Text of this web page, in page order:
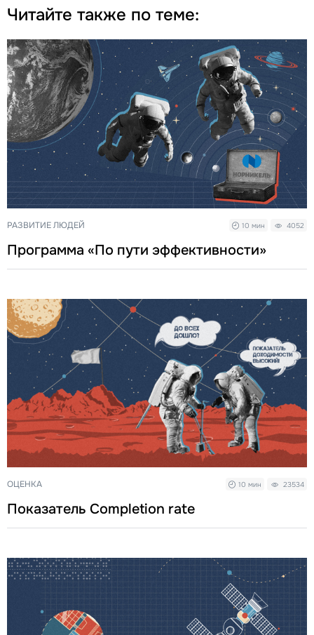
Читайте также по теме:
РАЗВИТИЕ ЛЮДЕЙ 10 мин 4052
Программа «По пути эффективности»
ОЦЕНКА 10 мин 23534
Показатель Completion rate